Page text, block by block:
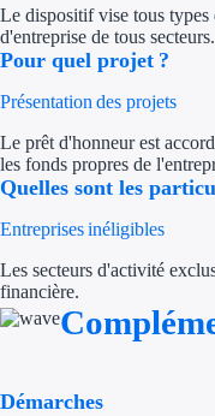
Le dispositif vise tous types
d'entreprise de tous secteurs.
Pour quel projet ?
Présentation des projets
Le prêt d'honneur est
les fonds propres de
Quelles sont les
Entreprises inéligibles
Les secteurs d'activité
financière.
Démarches